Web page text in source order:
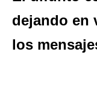
dejando en
los